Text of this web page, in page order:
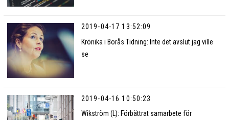
2019-04-17 13:52:09
Krönika i Borås Tidning: Inte det avslut jag ville
se
2019-04-16 10:50:23
Wikström (L): Förbättrat samarbete för